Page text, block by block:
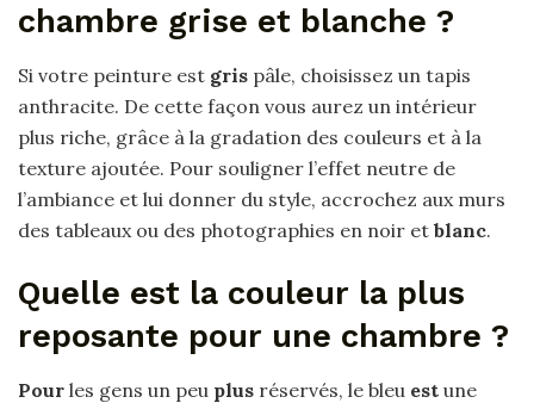
chambre grise et blanche ?
Si votre peinture est gris pâle, choisissez un tapis
anthracite. De cette façon vous aurez un intérieur
plus riche, grâce à la gradation des couleurs et à la
texture ajoutée. Pour souligner l’effet neutre de
l’ambiance et lui donner du style, accrochez aux murs
des tableaux ou des photographies en noir et blanc.
Quelle est la couleur la plus
reposante pour une chambre ?
Pour les gens un peu plus réservés, le bleu est une